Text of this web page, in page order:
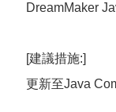
DreamMaker
[建議措施:]
更新至Java